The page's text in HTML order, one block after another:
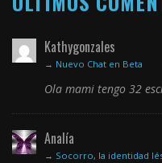
Kathygonzales
→ Nuevo Chat en Beta
Ola mami tengo 32
Analía
→ Socorro, la identidad